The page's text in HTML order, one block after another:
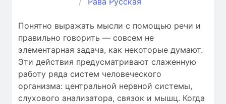
Понятно выражать мысли с помощью речи и
правильно говорить — совсем не
элементарная задача, как некоторые думают.
Эти действия предусматривают слаженную
работу ряда систем человеческого
организма: центральной нервной системы,
слухового анализатора, связок и мышц. Когда